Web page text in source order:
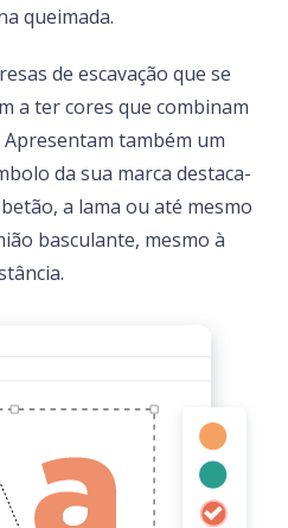
queimada.
de escavação que se
a ter cores que combinam
também um
da sua marca destaca-
a lama ou até mesmo
basculante, mesmo à